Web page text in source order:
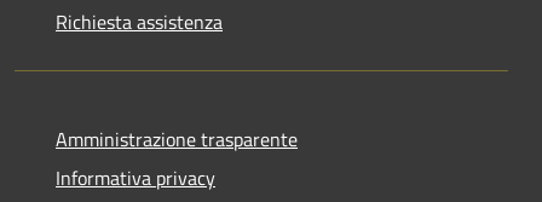
Richiesta assistenza
Amministrazione trasparente
Informativa privacy